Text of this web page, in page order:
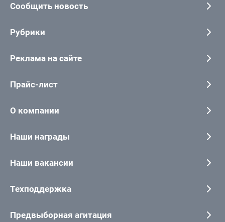
Сообщить новость
Рубрики
Реклама на сайте
Прайс-лист
О компании
Наши награды
Наши вакансии
Техподдержка
Предвыборная агитация